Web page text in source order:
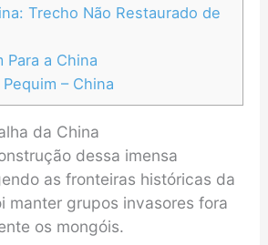
Trecho Não Restaurado de
Para a China
– China
da China
dessa imensa
as fronteiras históricas da
manter grupos invasores fora
os mongóis.